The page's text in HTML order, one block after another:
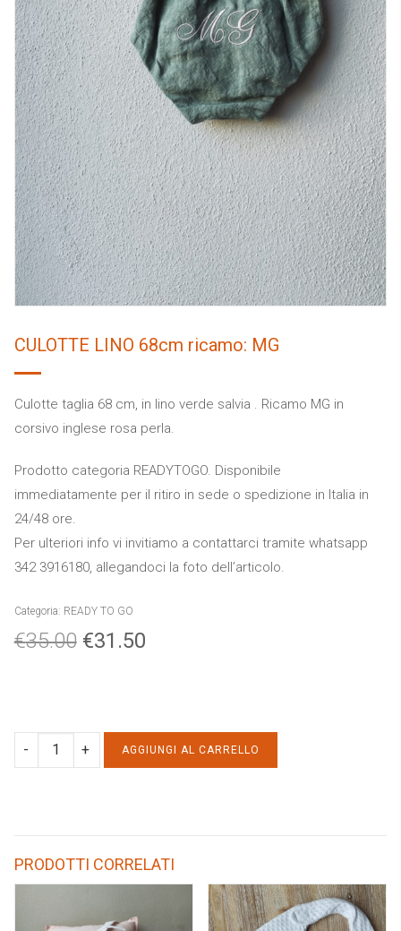
CULOTTE LINO 68cm ricamo: MG
Culotte taglia 68 cm, in lino verde salvia . Ricamo MG in
corsivo inglese rosa perla.
Prodotto categoria READYTOGO. Disponibile
immediatamente per il ritiro in sede o spedizione in Italia in
24/48 ore.
Per ulteriori info vi invitiamo a contattarci tramite whatsapp
342 3916180, allegandoci la foto dell’articolo.
Categoria: READY TO GO
€35.00 €31.50
CULOTTE
LINO
quantity
AGGIUNGI AL CARRELLO
PRODOTTI CORRELATI